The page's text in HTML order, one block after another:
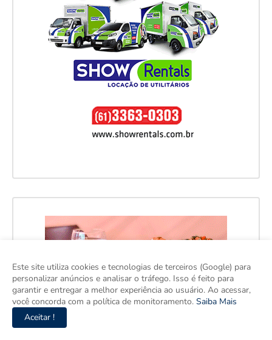
Este site utiliza cookies e tecnologias de terceiros (Google) para
personalizar anúncios e analisar o tráfego. Isso é feito para
garantir e entregar a melhor experiência ao usuário. Ao acessar,
você concorda com a política de monitoramento. Saiba Mais
Aceitar !